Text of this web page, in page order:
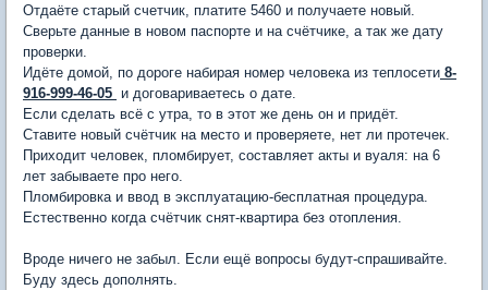
Отдаёте старый счетчик, платите 5460 и получаете новый.
Сверьте данные в новом паспорте и на счётчике, а так же дату
проверки.
Идёте домой, по дороге набирая номер человека из теплосети 8-
916-999-46-05 и договариваетесь о дате.
Если сделать всё с утра, то в этот же день он и придёт.
Ставите новый счётчик на место и проверяете, нет ли протечек.
Приходит человек, пломбирует, составляет акты и вуаля: на 6
лет забываете про него.
Пломбировка и ввод в эксплуатацию-бесплатная процедура.
Естественно когда счётчик снят-квартира без отопления.
Вроде ничего не забыл. Если ещё вопросы будут-спрашивайте.
Буду здесь дополнять.